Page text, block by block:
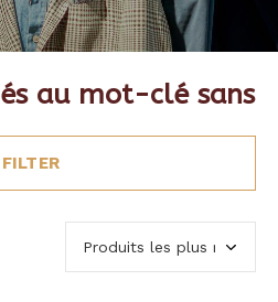
au mot-clé sans
FILTER